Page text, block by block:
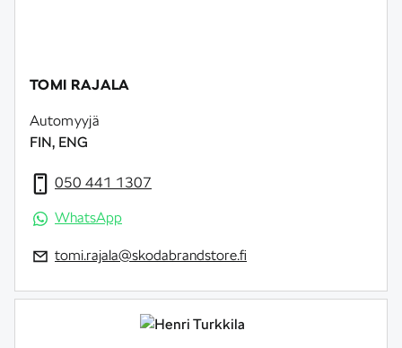
TOMI RAJALA
Automyyjä
FIN, ENG
050 441 1307
WhatsApp
tomi.rajala@skodabrandstore.fi